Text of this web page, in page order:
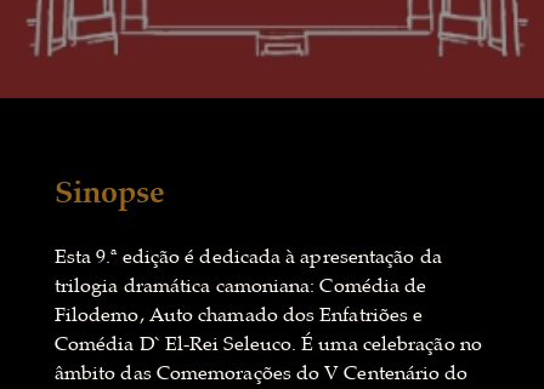
Sinopse
Esta 9.ª edição é dedicada à apresentação da
trilogia dramática camoniana: Comédia de
Filodemo, Auto chamado dos Enfatriões e
Comédia D` El-Rei Seleuco. É uma celebração no
âmbito das Comemorações do V Centenário do